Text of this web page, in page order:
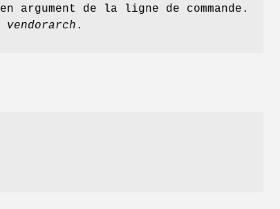
de la ligne de commande.
vendorarch .